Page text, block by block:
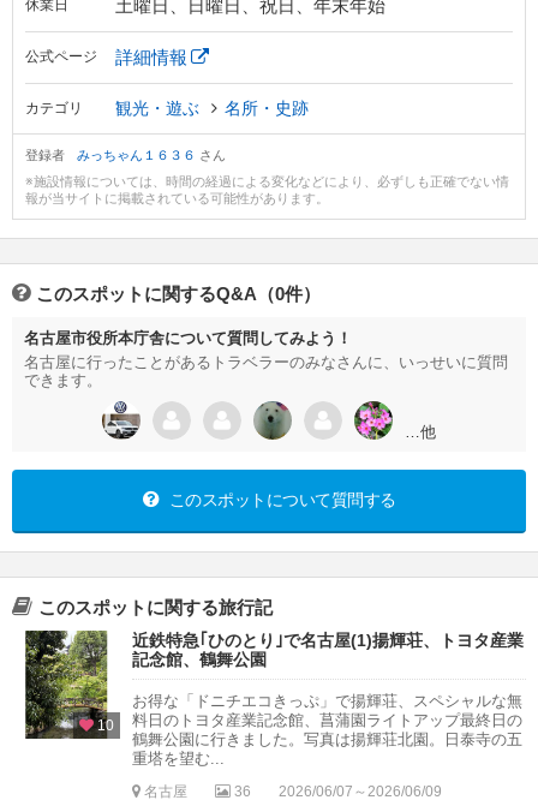
休業日 土曜日、日曜日、祝日、年末年始
公式ページ 詳細情報
カテゴリ 観光・遊ぶ 名所・史跡
登録者 みっちゃん１６３６ さん
※施設情報については、時間の経過による変化などにより、必ずしも正確でない情
報が当サイトに掲載されている可能性があります。
このスポットに関するQ&A（0件）
名古屋市役所本庁舎について質問してみよう！
名古屋に行ったことがあるトラベラーのみなさんに、いっせいに質問
できます。
…他
このスポットについて質問する
このスポットに関する旅行記
10
近鉄特急｢ひのとり｣で名古屋(1)揚輝荘、トヨタ産業
記念館、鶴舞公園
お得な「ドニチエコきっぷ」で揚輝荘、スペシャルな無
料日のトヨタ産業記念館、菖蒲園ライトアップ最終日の
鶴舞公園に行きました。写真は揚輝荘北園。日泰寺の五
重塔を望む...
名古屋 36
2026/06/07～2026/06/09